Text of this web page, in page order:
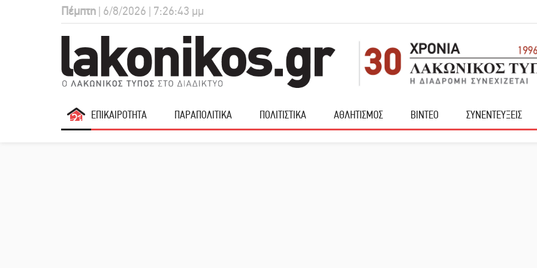
Πέμπτη | 6/8/2026 | 7:26:44 μμ
ΕΠΙΚΑΙΡΟΤΗΤΑ ΠΑΡΑΠΟΛΙΤΙΚΑ ΠΟΛΙΤΙΣΤΙΚΑ ΑΘΛΗΤΙΣΜΟΣ ΒΙΝΤΕΟ ΣΥΝΕΝΤΕΥΞΕΙΣ